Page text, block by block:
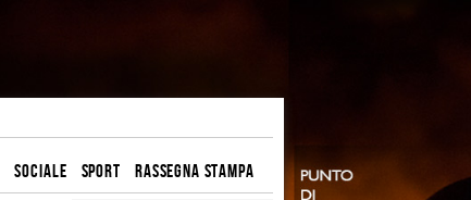
SOCIALE SPORT RASSEGNA STAMPA